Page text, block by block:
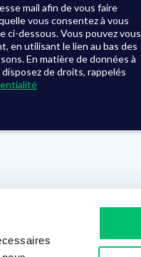
mail afin de vous faire
vous consentez à vous
ci-dessous. Vous pouvez vous
en utilisant le lien au bas des
En matière de données à
de droits, rappelés